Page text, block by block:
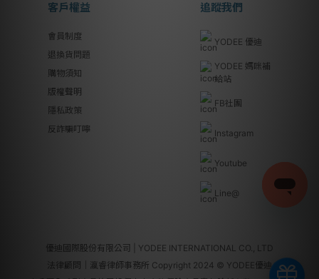
客戶權益
會員制度
退換貨問題
購物須知
版權聲明
隱私政策
反詐騙叮嚀
追蹤我們
YODEE 優迪
YODEE 媽咪補
給站
FB社團
Instagram
Youtube
Line@
優迪國際股份有限公司 | YODEE INTERNATIONAL CO., LTD
法律顧問｜瀛睿律師事務所 Copyright 2024 © YODEE優迪